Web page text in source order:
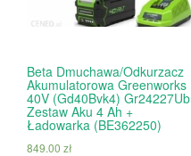
Beta Dmuchawa/Odkurzacz
Akumulatorowa Greenworks
40V (Gd40Bvk4) Gr24227Ub
Zestaw Aku 4 Ah +
Ładowarka (BE362250)
849.00 zł